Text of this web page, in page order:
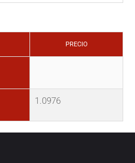
PRECIO
1.0976